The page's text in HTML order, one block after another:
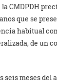
CMDPDH
que se
habitual
de un
seis meses del